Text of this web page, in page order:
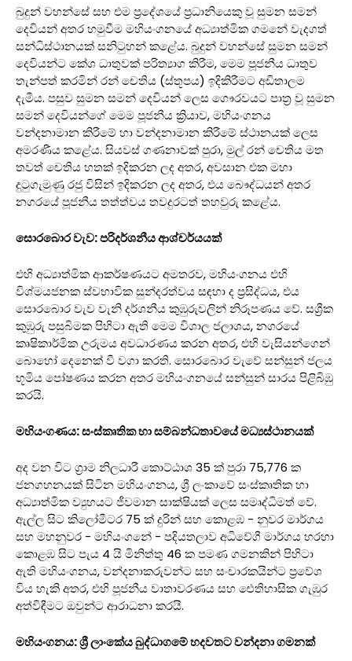
බුදුන් වහන්සේ සහ එම ප්‍රදේශයේ ප්‍රධානියෙකු වූ සුමන සමන්
දෙවියන් අතර හමුවීම මහියංගනයේ අධ්‍යාත්මික ගමනේ වැදගත්
සන්ධිස්ථානයක් සනිටුහන් කළේය. බුදුන් වහන්සේ සුමන සමන්
දෙවියන්ට කේශ ධාතුවක් පරිත්‍යාග කිරීම, මෙම පූජනීය ධාතුව
තැන්පත් කරමින් රන් චෙතිය (ස්තූපය) ඉදිකිරීමට අඩිතාලම
දැමීය. පසුව සුමන සමන් දෙවියන් ලෙස ගෞරවයට පාත්‍ර වූ සුමන
සමන් දෙවියන්ගේ මෙම පූජනීය ක්‍රියාව, මහියංගනය
වන්දනාමාන කිරීමේ හා වන්දනාමාන කිරීමේ ස්ථානයක් ලෙස
අමරණීය කළේය. සියවස් ගණනාවක් පුරා, මුල් රන් චෙතිය මත
තවත් චෙතිය හතක් ඉදිකරන ලද අතර, අවසාන එක මහා
දුටුගැමුණු රජු විසින් ඉදිකරන ලද අතර, එය බෞද්ධයන් අතර
නගරයේ පූජනීය තත්ත්වය තවදුරටත් තහවුරු කළේය.
සොරබොර වැව: පරිදර්ශනීය ආශ්චර්යයක්
එහි අධ්‍යාත්මික ආකර්ෂණයට අමතරව, මහියංගනය එහි
විශ්මයජනක ස්වභාවික සුන්දරත්වය සඳහා ද ප්‍රසිද්ධය, එය
සොරබොර වැව වැනි දර්ශනීය කුඹුරුවලින් නිරූපණය වේ. සශ්‍රීක
කුඹුරු පසුබිමක පිහිටා ඇති මෙම විශාල ජලාශය, නගරයේ
කෘෂිකාර්මික උරුමය අවධාරණය කරන අතර, එහි වැසියන්ගෙන්
බොහෝ දෙනෙක් වී වගා කරති. සොරබොර වැවේ සන්සුන් ජලය
භූමිය පෝෂණය කරන අතර මහියංගනයේ සන්සුන් සාරය පිළිබිඹු
කරයි.
මහියංගණය: සංස්කෘතික හා සම්බන්ධතාවයේ මධ්‍යස්ථානයක්
අද වන විට ග්‍රාම නිලධාරී කොට්ඨාශ 35 ක් පුරා 75,776 ක
ජනගහනයක් සිටින මහියංගනය, ශ්‍රී ලංකාවේ සංස්කෘතික හා
අධ්‍යාත්මික ව්‍යුහයට ජීවමාන සාක්ෂියක් ලෙස සමෘද්ධිමත් වේ.
ඇල්ල සිට කිලෝමීටර 75 ක් දුරින් සහ කොළඹ - නුවර මාර්ගය
සහ මහනුවර - මහියංගනේ - පදියතලාව අධිවේගී මාර්ගය හරහා
කොළඹ සිට පැය 4 යි මිනිත්තු 46 ක පමණ ගමනකින් පිහිටා
ඇති මහියංගනය, වන්දනාකරුවන්ට සහ සංචාරකයින්ට ප්‍රවේශ
විය හැකි අතර, එහි පූජනීය වාතාවරණය සහ ඓතිහාසික ගැඹුර
අත්විඳීමට ඔවුන්ට ආරාධනා කරයි.
මහියංගනය: ශ්‍රී ලාංකේය බුද්ධාගමේ හදවතට වන්දනා ගමනක්